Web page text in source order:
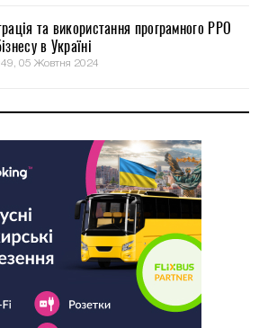
та використання програмного РРО
в Україні
05 Жовтня 2024